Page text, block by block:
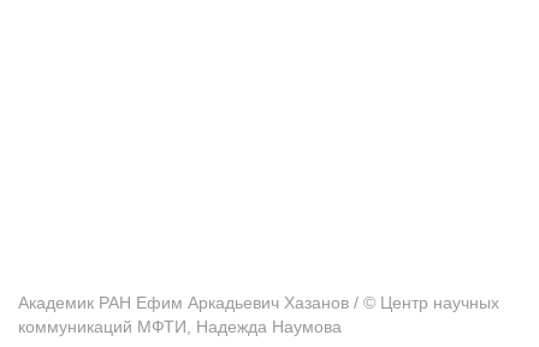
Академик РАН Ефим Аркадьевич Хазанов / © Центр научных
коммуникаций МФТИ, Надежда Наумова